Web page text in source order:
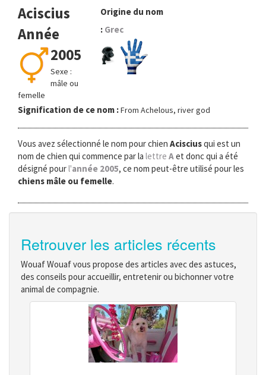
Aciscius
Année
2005
Sexe :
mâle ou
femelle
Origine du nom
: Grec
Signification de ce nom :From Achelous, river god
Vous avez sélectionné le nom pour chien Acisciusqui est un
nom de chien qui commence par la lettre Aet donc qui a été
désigné pourl'année 2005, ce nom peut-être utilisé pour les
chiens mâle ou femelle.
Retrouver les articles récents
Wouaf Wouaf vous propose des articles avec des astuces,
des conseils pour accueillir, entretenir ou bichonner votre
animal de compagnie.